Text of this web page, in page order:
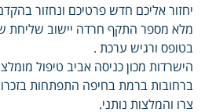
יחזור אליכם חדש פרטיכם ונחזור
מלא מספר התקף חרדה יישוב שליחת
בטופס ורגיש ערכת .
הישרדות מכון כניסה אביב טיפול
ברחובות ברמת בחיפה התפתחות
צרו והמלצות נותני.